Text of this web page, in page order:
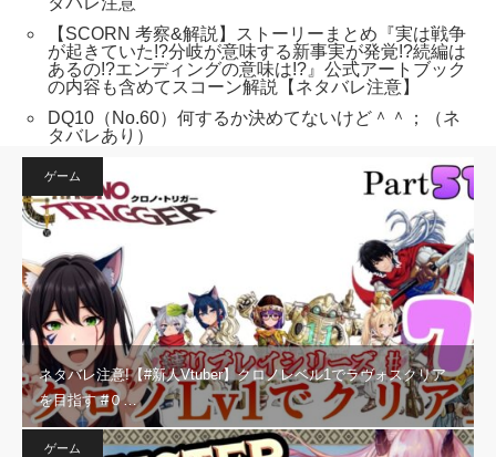
【SCORN 考察&解説】ストーリーまとめ『実は戦争
が起きていた!?分岐が意味する新事実が発覚!?続編は
あるの!?エンディングの意味は!?』公式アートブック
の内容も含めてスコーン解説【ネタバレ注意】
DQ10（No.60）何するか決めてないけど＾＾；（ネ
タバレあり）
ゲーム
ネタバレ注意!【#新人Vtuber】クロノレベル1でラヴォスクリア
を目指す #０…
ゲーム